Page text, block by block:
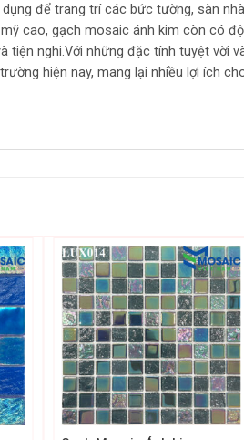
để trang trí các bức tường, sàn
cao, gạch mosaic ánh kim còn có
nghi.Với những đặc tính tuyệt vời
hiện nay, mang lại nhiều lợi ích
+